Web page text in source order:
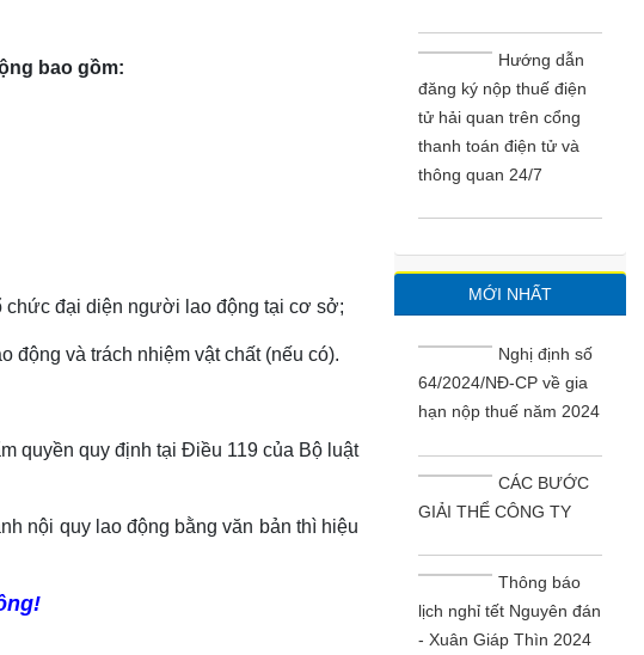
bao gồm:
đại diện người lao động tại cơ sở;
động và trách nhiệm vật chất (nếu có).
quyền quy định tại Điều 119 của Bộ luật
nội quy lao động bằng văn bản thì hiệu
Hướng dẫn
đăng ký nộp thuế điện
tử hải quan trên cổng
thanh toán điện tử và
thông quan 24/7
MỚI NHẤT
Nghị định số
64/2024/NĐ-CP về gia
hạn nộp thuế năm 2024
CÁC BƯỚC
GIẢI THỂ CÔNG TY
Thông báo
lịch nghỉ tết Nguyên đán
- Xuân Giáp Thìn 2024